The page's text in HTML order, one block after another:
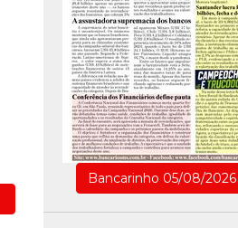
Bancarinho 05/08/2026